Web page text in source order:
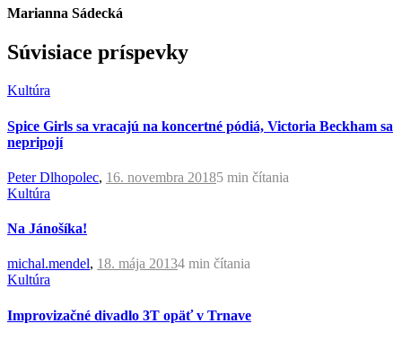
Marianna Sádecká
Súvisiace príspevky
Kultúra
Spice Girls sa vracajú na koncertné pódiá, Victoria Beckham sa
nepripojí
Peter Dlhopolec, 16. novembra 20185 min čítania
Kultúra
Na Jánošíka!
michal.mendel, 18. mája 20134 min čítania
Kultúra
Improvizačné divadlo 3T opäť v Trnave